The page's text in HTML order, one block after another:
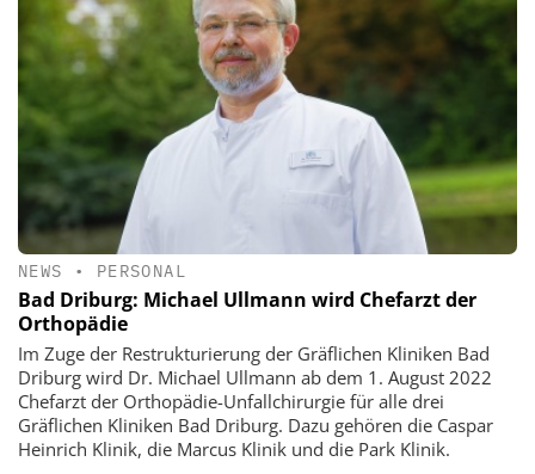
NEWS • PERSONAL
Bad Driburg: Michael Ullmann wird Chefarzt der
Orthopädie
Im Zuge der Restrukturierung der Gräflichen Kliniken Bad
Driburg wird Dr. Michael Ullmann ab dem 1. August 2022
Chefarzt der Orthopädie-Unfallchirurgie für alle drei
Gräflichen Kliniken Bad Driburg. Dazu gehören die Caspar
Heinrich Klinik, die Marcus Klinik und die Park Klinik.